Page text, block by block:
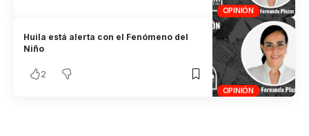
OPINIÓN
OPINIÓN
Huila está alerta con el Fenómeno del
Niño
2